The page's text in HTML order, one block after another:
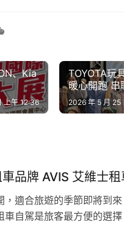
、Kia
上午 12:36
TOYOTA玩
暖心開跑 串
2026 年 5 月 25
車品牌 AVIS 艾維士
，適合旅遊的季節即將到
車自駕是旅客最方便的選